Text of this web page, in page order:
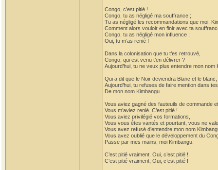
Congo, c’est pitié !
Congo, tu as négligé ma souffrance ;
Tu as négligé les recommandations que moi,
Comment alors vouloir en finir avec ta
Congo, tu as négligé mon influence ;
Oui, tu m’as renié !
Dans la colonisation que tu t’es retrouvé,
Congo, qui est venu t’en délivrer ?
Aujourd’hui, tu ne veux plus entendre mon nom
Qui a dit que le Noir deviendra Blanc et le
Aujourd’hui, tu refuses de faire mention dans
De mon nom Kimbangu.
Vous aviez gagné des fauteuils de commande
Vous m’aviez renié. C’est pitié !
Vous aviez privilégié vos formations,
Vous vous êtes vantés et pourtant, vous ne
Vous avez refusé d’entendre mon nom
Vous avez oublié que le développement du
Passe par mes mains, moi Kimbangu.
C’est pitié vraiment. Oui, c’est pitié !
C’est pitié vraiment, Oui, c’est pitié !